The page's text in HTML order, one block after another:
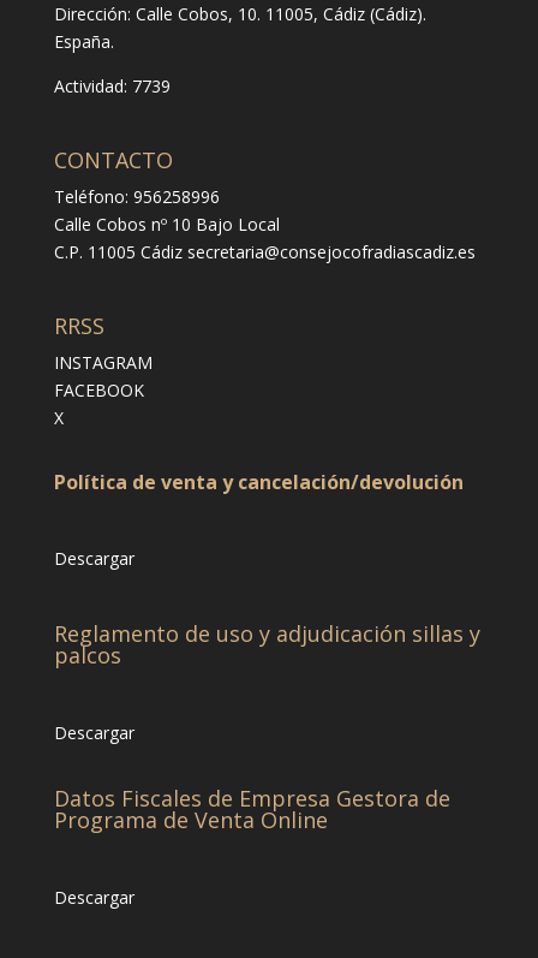
Dirección: Calle Cobos, 10. 11005, Cádiz (Cádiz).
España.
Actividad: 7739
CONTACTO
Teléfono: 956258996
Calle Cobos nº 10 Bajo Local
C.P. 11005 Cádiz secretaria@consejocofradiascadiz.es
RRSS
INSTAGRAM
FACEBOOK
X
Política de venta y cancelación/devolución
Descargar
Reglamento de uso y adjudicación sillas y
palcos
Descargar
Datos Fiscales de Empresa Gestora de
Programa de Venta Online
Descargar